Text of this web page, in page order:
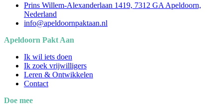
Prins Willem-Alexanderlaan 1419, 7312 GA Apeldoorn,
Nederland
info@apeldoornpaktaan.nl
Apeldoorn Pakt Aan
Ik wil iets doen
Ik zoek vrijwilligers
Leren & Ontwikkelen
Contact
Doe mee